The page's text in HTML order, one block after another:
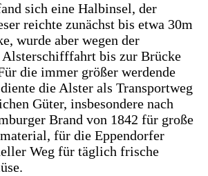
sich eine Halbinsel, der
reichte zunächst bis etwa 30m
wurde aber wegen der
Alsterschifffahrt bis zur Brücke
die immer größer werdende
die Alster als Transportweg
Güter, insbesondere nach
Brand von 1842 für große
für die Eppendorfer
Weg für täglich frische